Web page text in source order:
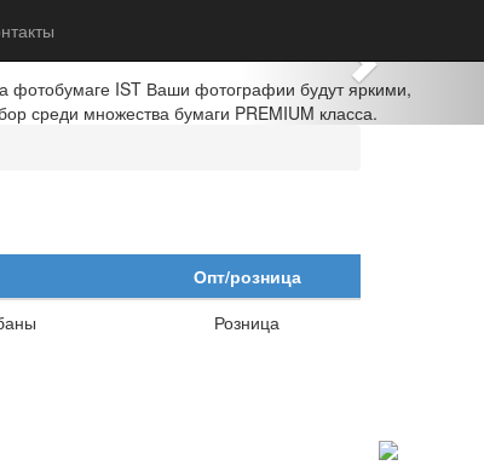
фотобумаге IST Ваши фотографии будут яркими,
среди множества бумаги PREMIUM класса.
Опт/розница
Розница